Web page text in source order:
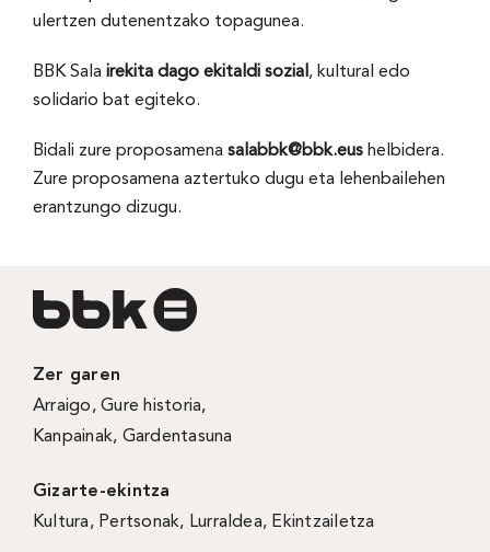
ulertzen dutenentzako topagunea.
BBK Salairekita dago ekitaldi sozial, kultural edo
solidario bat egiteko.
Bidali zure proposamena salabbk@bbk.eushelbidera.
Zure proposamena aztertuko dugu eta lehenbailehen
erantzungo dizugu.
Zer garen
Arraigo,Gure historia,
Kanpainak, Gardentasuna
Gizarte-ekintza
Kultura, Pertsonak, Lurraldea, Ekintzailetza